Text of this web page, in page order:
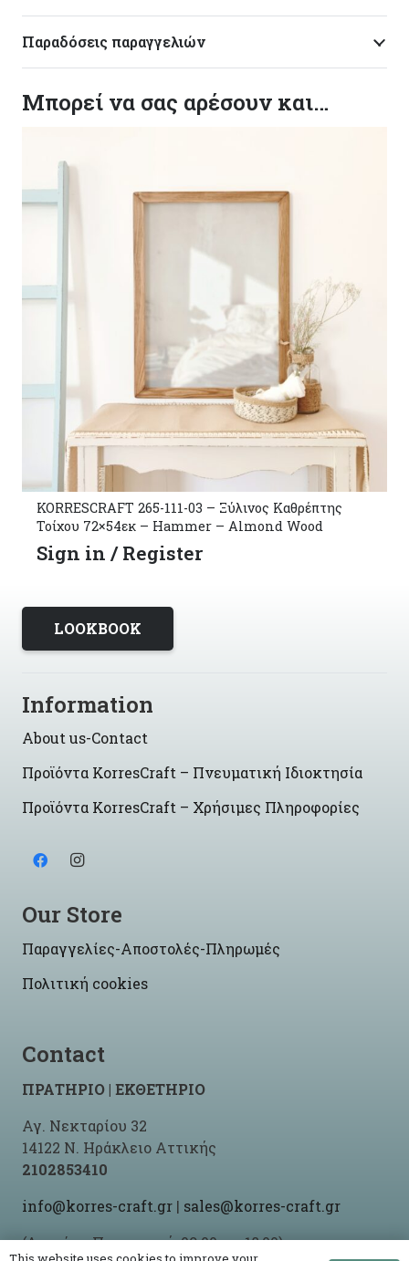
Παραδόσεις παραγγελιών
Μπορεί να σας αρέσουν και…
KORRESCRAFT- 302-015-12 ΕΠΙΦΑΝΕΙΑ MDF
10.5x23cm
Sign in / Register
LOOKBOOK
Information
About us-Contact
Προϊόντα KorresCraft – Πνευματική Ιδιοκτησία
Προϊόντα KorresCraft – Χρήσιμες Πληροφορίες
Our Store
Παραγγελίες-Αποστολές-Πληρωμές
Πολιτική cookies
Contact
ΠΡΑΤΗΡΙΟ | ΕΚΘΕΤΗΡΙΟ
Αγ. Νεκταρίου 32
14122 Ν. Ηράκλειο Αττικής
2102853410
info@korres-craft.gr | sales@korres-craft.gr
(Δευτέρα-Παρασκευή: 09:00 ως 18:00)